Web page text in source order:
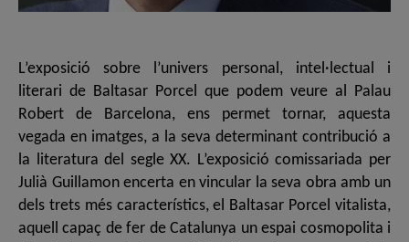
L’exposició sobre l’univers personal, intel·lectual i
literari de Baltasar Porcel que podem veure al Palau
Robert de Barcelona, ens permet tornar, aquesta
vegada en imatges, a la seva determinant contribució a
la literatura del segle XX. L’exposició comissariada per
Julià Guillamon encerta en vincular la seva obra amb un
dels trets més característics, el Baltasar Porcel vitalista,
aquell capaç de fer de Catalunya un espai cosmopolita i